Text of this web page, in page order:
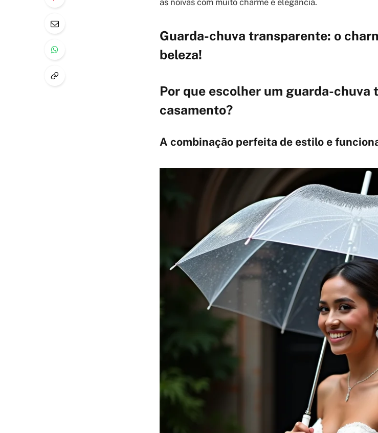
as noivas com muito charme e elegância.
Guarda-chuva transparente: o
beleza!
Por que escolher um guarda-chuva
casamento?
A combinação perfeita de estilo e